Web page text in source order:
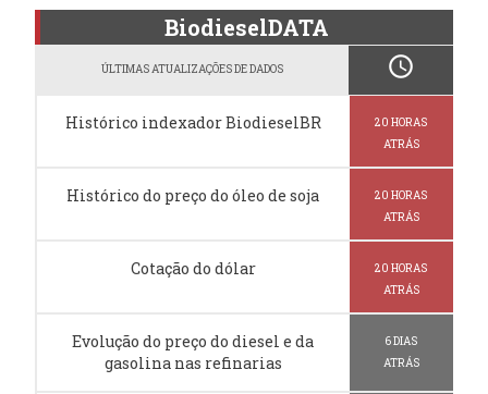
BiodieselDATA
ÚLTIMAS ATUALIZAÇÕES DE DADOS schedule
Histórico indexador BiodieselBR
20 HORAS
ATRÁS
Histórico do preço do óleo de soja
20 HORAS
ATRÁS
Cotação do dólar
20 HORAS
ATRÁS
Evolução do preço do diesel e da
gasolina nas refinarias
6 DIAS
ATRÁS